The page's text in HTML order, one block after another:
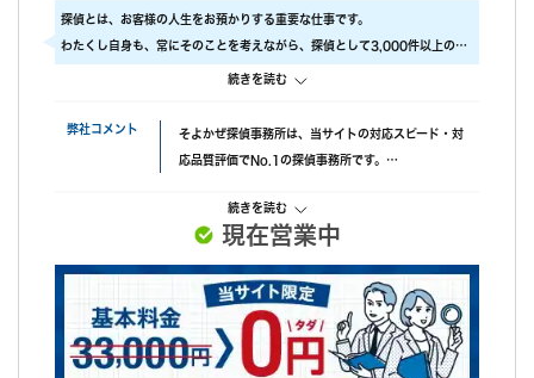
いては本当に調査員の方々に感謝しかありません。
調査後の印象
報告書はすぐに届けていただけましたが、時間表示が間違ってい
ました。(ただ、写真の時間が載っているので大丈夫かと思われま
探偵とは、お客様の人生をお預かりする重要な仕事です。
わたくし自身も、常にそのことを考えながら、探偵として3,000件以上の調
具体的には、
・ 最高品質の機材
にこだわり、調査の質をあげるため、常に努力しています。
また、お客様ひとりひとりに合った調査プランを立てるには、カウンセラー
当社では、経歴10年以上のベテランカウンセラーが多数在籍しています。
その結果、98% (2023年度) という非常に高い満足度をいただくことができ
これからも、お客様が「そよかぜ」 のような穏やかな日常をとりもどせるよ
続きを読む
弊社コメント そよかぜ探偵事務所は、当サイトの対応スピード・対
応品質評価でNo.1の探偵事務所です。
成功報酬プランも選べます。また、みんなの名探偵経
由で相談できる限定クーポンもあるため、調査力と相
談しやすさを重視したい方におすすめです。
続きを読む
現在営業中